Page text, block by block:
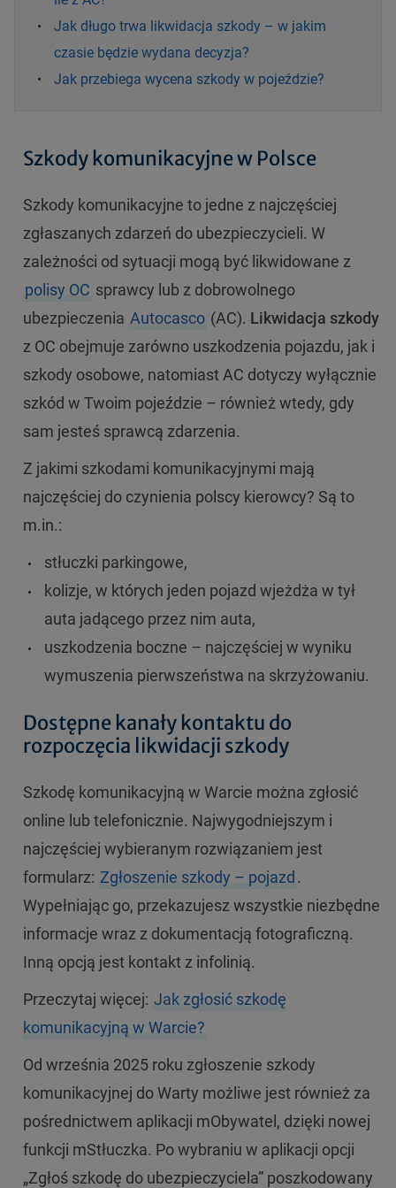
Jak długo trwa likwidacja szkody – w jakim
czasie będzie wydana decyzja?
Jak przebiega wycena szkody w pojeździe?
Szkody komunikacyjne w Polsce
Szkody komunikacyjne to jedne z najczęściej
zgłaszanych zdarzeń do ubezpieczycieli. W
zależności od sytuacji mogą być likwidowane z
polisy OC sprawcy lub z dobrowolnego
ubezpieczenia Autocasco (AC). Likwidacja szkody
z OC obejmuje zarówno uszkodzenia pojazdu, jak i
szkody osobowe, natomiast AC dotyczy wyłącznie
szkód w Twoim pojeździe – również wtedy, gdy
sam jesteś sprawcą zdarzenia.
Z jakimi szkodami komunikacyjnymi mają
najczęściej do czynienia polscy kierowcy? Są to
m.in.:
stłuczki parkingowe,
kolizje, w których jeden pojazd wjeżdża w tył
auta jadącego przez nim auta,
uszkodzenia boczne – najczęściej w wyniku
wymuszenia pierwszeństwa na skrzyżowaniu.
Dostępne kanały kontaktu do
rozpoczęcia likwidacji szkody
Szkodę komunikacyjną w Warcie można zgłosić
online lub telefonicznie. Najwygodniejszym i
najczęściej wybieranym rozwiązaniem jest
formularz: Zgłoszenie szkody – pojazd .
Wypełniając go, przekazujesz wszystkie niezbędne
informacje wraz z dokumentacją fotograficzną.
Inną opcją jest kontakt z infolinią.
Przeczytaj więcej: Jak zgłosić szkodę
komunikacyjną w Warcie?
Od września 2025 roku zgłoszenie szkody
komunikacyjnej do Warty możliwe jest również za
pośrednictwem aplikacji mObywatel, dzięki nowej
funkcji mStłuczka. Po wybraniu w aplikacji opcji
„Zgłoś szkodę do ubezpieczyciela” poszkodowany